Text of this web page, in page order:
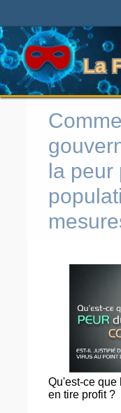
La
la peur
Qu'est-ce que
en tire profit ?